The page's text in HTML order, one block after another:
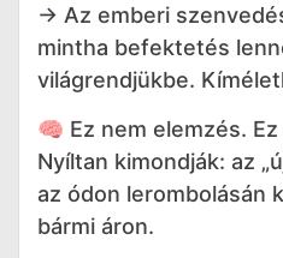
→ Az emberi
mintha befektetés
világrendjükbe.
🧠 Ez nem elemzés.
Nyíltan kimondják: az
az ódon lerombolásán
bármi áron.